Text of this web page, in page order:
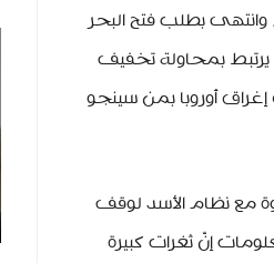
بطلب فتح البحر
يرتبط بمحاولة تخفيف
إغراق أوروبا بمن سينجو
مع نظام الأسد لوقف
إنّ ثغرات كبيرة